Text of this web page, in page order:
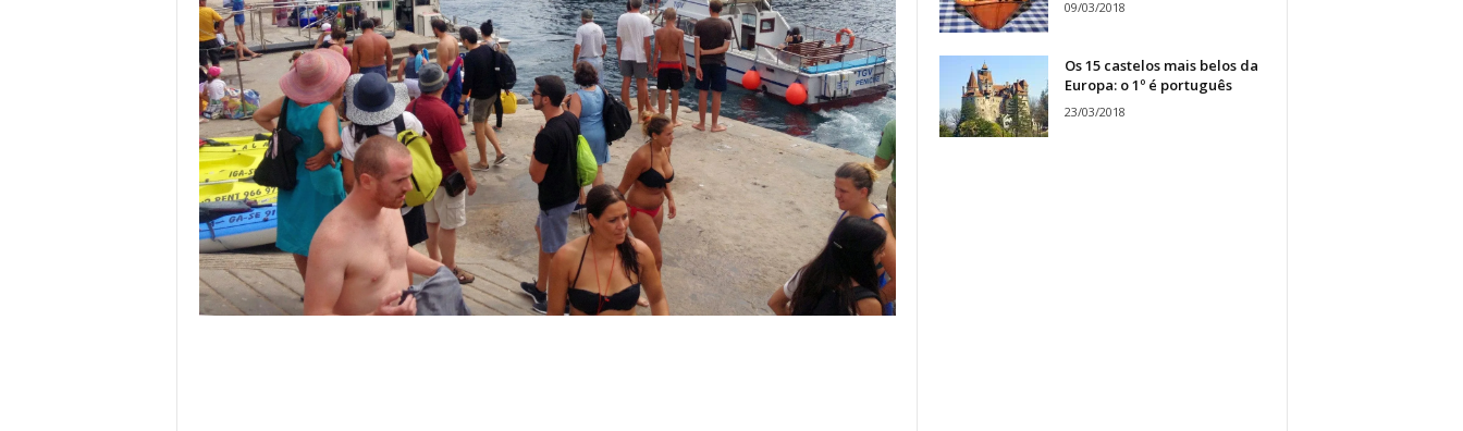
09/03/2018
Os 15 castelos mais belos da
Europa: o 1º é português
23/03/2018